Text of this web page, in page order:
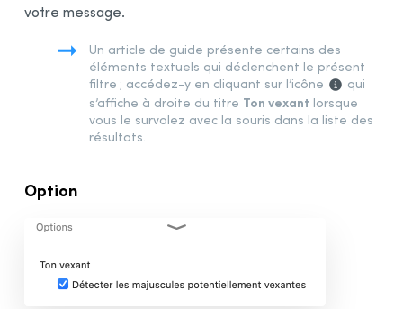
Remerciements
Bibliographie
votre message.
Un article de guide présente certains des
éléments textuels qui déclenchent le présent
filtre ; accédez-y en cliquant sur l’icône
qui
s’affiche à droite du titre Ton vexant lorsque
vous le survolez avec la souris dans la liste des
résultats.
Option